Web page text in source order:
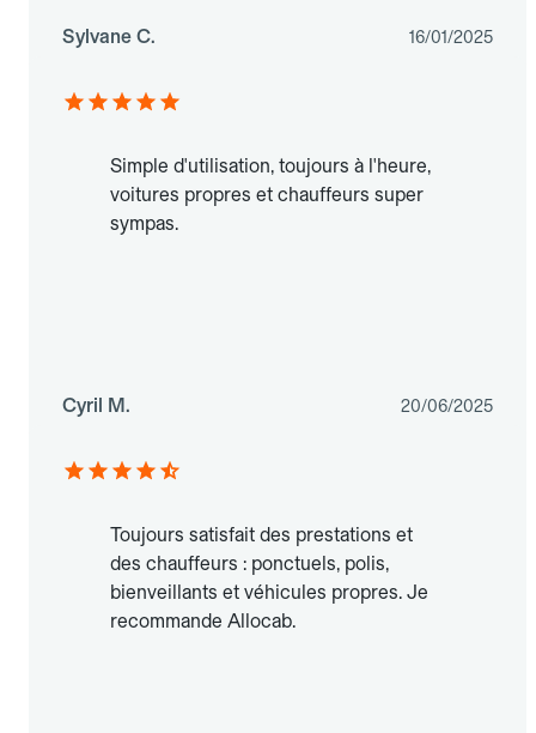
Sylvane C. 16/01/2025
Simple d'utilisation, toujours à l'heure,
voitures propres et chauffeurs super
sympas.
Cyril M. 20/06/2025
Toujours satisfait des prestations et
des chauffeurs : ponctuels, polis,
bienveillants et véhicules propres. Je
recommande Allocab.